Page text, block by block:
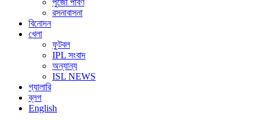
রসনাবাসনা
বিনোদন
খেলা
ফুটবল
IPL সংবাদ
অন্যান্য
ISL NEWS
গ্যালারি
ব্লগ
English